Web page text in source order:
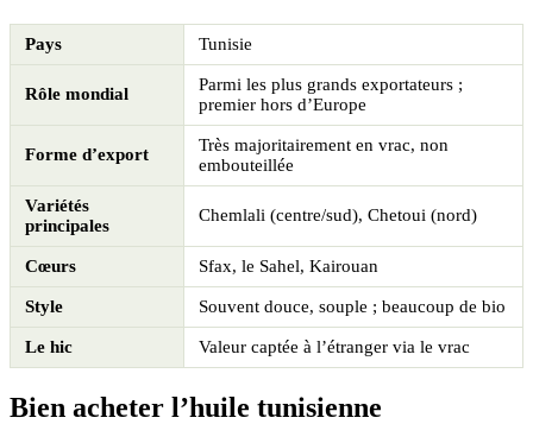
Pays Tunisie
Rôle mondial
Parmi les plus grands exportateurs ;
premier hors d’Europe
Forme d’export
Très majoritairement en vrac, non
embouteillée
Variétés
principales
Chemlali (centre/sud), Chetoui (nord)
Cœurs Sfax, le Sahel, Kairouan
Style Souvent douce, souple ; beaucoup de bio
Le hic Valeur captée à l’étranger via le vrac
Bien acheter l’huile tunisienne